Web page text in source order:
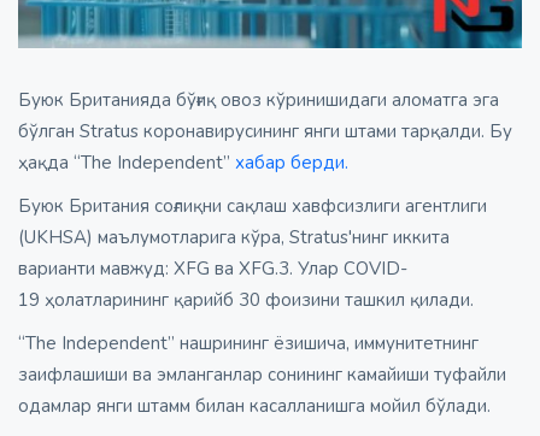
Буюк Британияда бўғиқ овоз кўринишидаги аломатга эга
бўлган Stratus коронавирусининг янги штами тарқалди. Бу
ҳақда “The Independent” хабар берди.
Буюк Британия соғлиқни сақлаш хавфсизлиги агентлиги
(UKHSA) маълумотларига кўра, Stratus'нинг иккита
варианти мавжуд: XFG ва XFG.3. Улар COVID-
19 ҳолатларининг қарийб 30 фоизини ташкил қилади.
“The Independent” нашрининг ёзишича, иммунитетнинг
заифлашиши ва эмланганлар сонининг камайиши туфайли
одамлар янги штамм билан касалланишга мойил бўлади.